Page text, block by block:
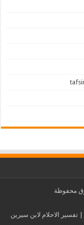
تفسير الاحلام لابن سيرين